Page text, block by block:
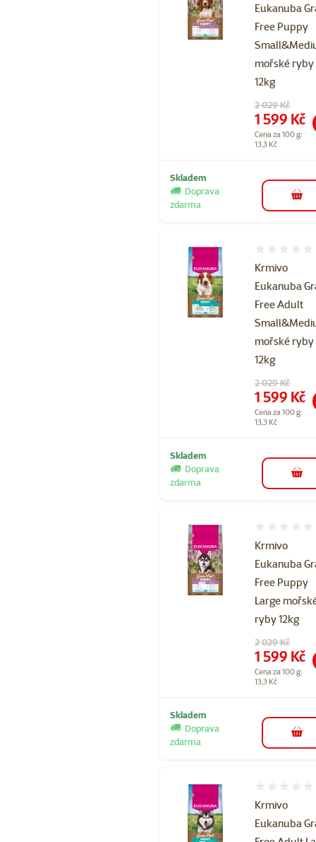
Eukanuba
Free Puppy
mořské ryby
12kg
Původní cena
2 029 Kč
Cena
1 599 Kč
Cena za 100 g:
13,3 Kč
Skladem
Doprava
zdarma
do
Krmivo
Eukanuba
Free Adult
mořské ryby
12kg
Původní cena
2 029 Kč
Cena
1 599 Kč
Cena za 100 g:
13,3 Kč
Skladem
Doprava
zdarma
do
Krmivo
Eukanuba
Free Puppy
Large
ryby 12kg
Původní cena
2 029 Kč
Cena
1 599 Kč
Cena za 100 g:
13,3 Kč
Skladem
Doprava
zdarma
do
Krmivo
Eukanuba